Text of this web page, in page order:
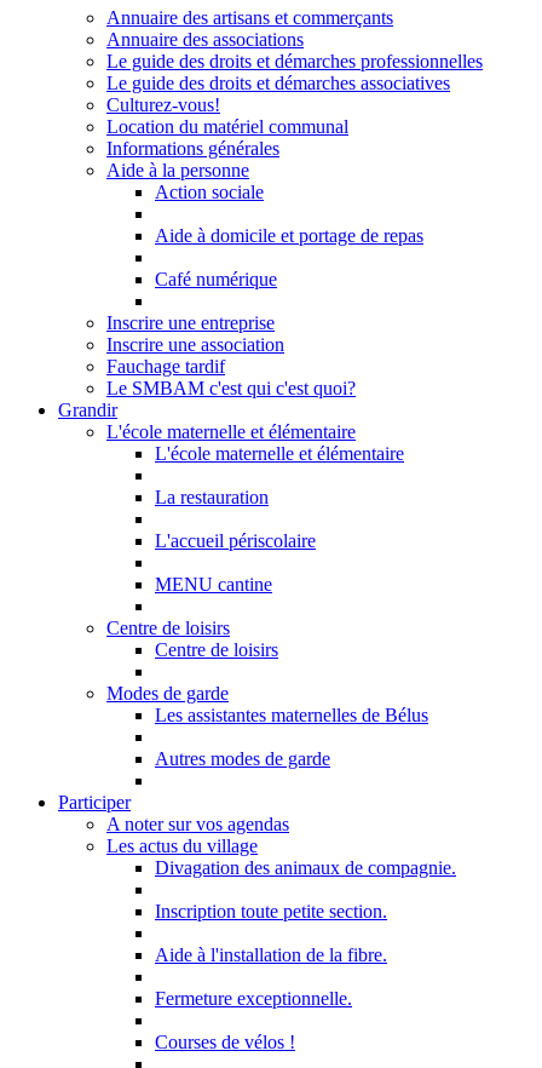
Annuaire des artisans et commerçants
Annuaire des associations
Le guide des droits et démarches professionnelles
Le guide des droits et démarches associatives
Culturez-vous!
Location du matériel communal
Informations générales
Aide à la personne
Action sociale
Aide à domicile et portage de repas
Café numérique
Inscrire une entreprise
Inscrire une association
Fauchage tardif
Le SMBAM c'est qui c'est quoi?
Grandir
L'école maternelle et élémentaire
L'école maternelle et élémentaire
La restauration
L'accueil périscolaire
MENU cantine
Centre de loisirs
Centre de loisirs
Modes de garde
Les assistantes maternelles de Bélus
Autres modes de garde
Participer
A noter sur vos agendas
Les actus du village
Divagation des animaux de compagnie.
Inscription toute petite section.
Aide à l'installation de la fibre.
Fermeture exceptionnelle.
Courses de vélos !